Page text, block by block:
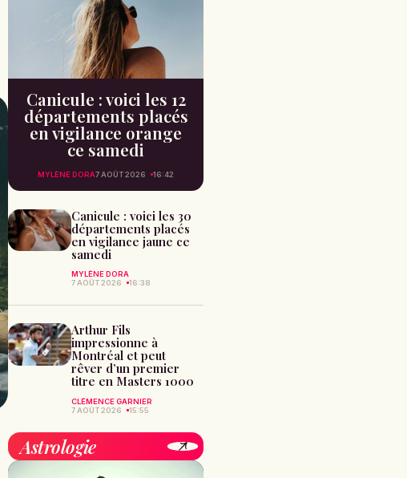
Canicule : voici les 12
départements placés
en vigilance orange
ce samedi
MYLÈNE DORA7 AOÛT 2026 16:42
Canicule : voici les 30
départements placés
en vigilance jaune ce
samedi
MYLÈNE DORA
7 AOÛT 2026
16:38
Arthur Fils
impressionne à
Montréal et peut
rêver d’un premier
titre en Masters 1000
CLÉMENCE GARNIER
7 AOÛT 2026
15:55
Astrologie